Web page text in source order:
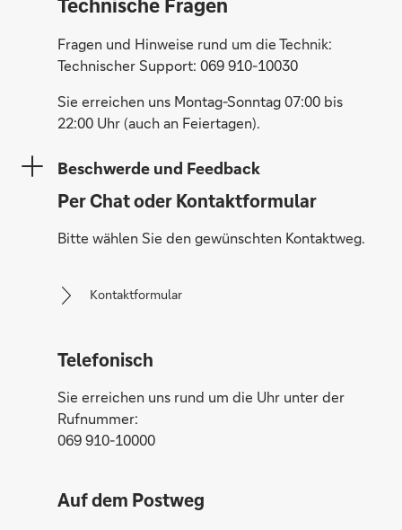
Fragen und Hinweise rund um die Technik:
Technischer Support: 069 910-10030
Sie erreichen uns Montag-Sonntag 07:00 bis
22:00 Uhr (auch an Feiertagen).
Beschwerde und Feedback
Per Chat oder Kontaktformular
Bitte wählen Sie den gewünschten Kontaktweg.
Kontaktformular
Telefonisch
Sie erreichen uns rund um die Uhr unter der
Rufnummer:
069 910-10000
Auf dem Postweg